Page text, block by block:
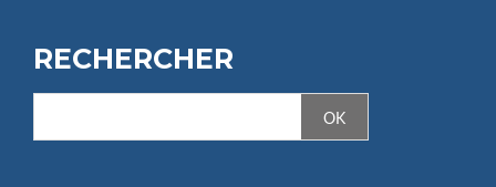
RECHERCHER